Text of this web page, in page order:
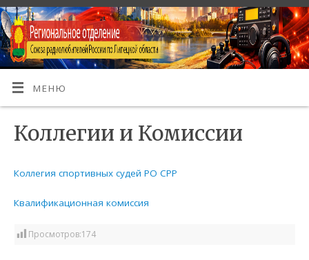
МЕНЮ
Коллегии и Комиссии
Коллегия спортивных судей РО СРР
Квалификационная комиссия
Просмотров:174